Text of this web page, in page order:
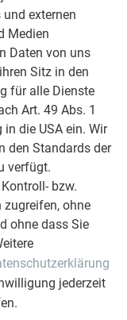
externen
Medien
Daten von uns
Sitz in den
für alle Dienste
Art. 49 Abs. 1
die USA ein. Wir
den Standards der
verfügt.
bzw.
zugreifen, ohne
ohne dass Sie
jederzeit